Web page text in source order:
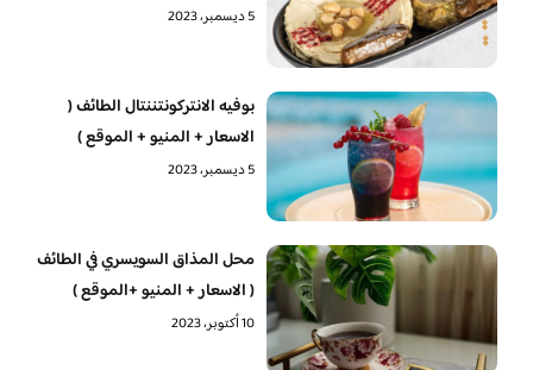
5 ديسمبر، 2023
بوفيه الانتركونتننتال الطائف (
الاسعار + المنيو + الموقع )
5 ديسمبر، 2023
محل المذاق السويسري في الطائف
( الاسعار + المنيو +الموقع )
10 أكتوبر، 2023